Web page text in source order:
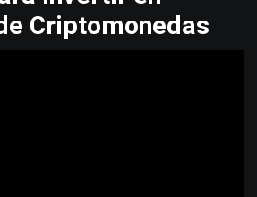
Criptomonedas